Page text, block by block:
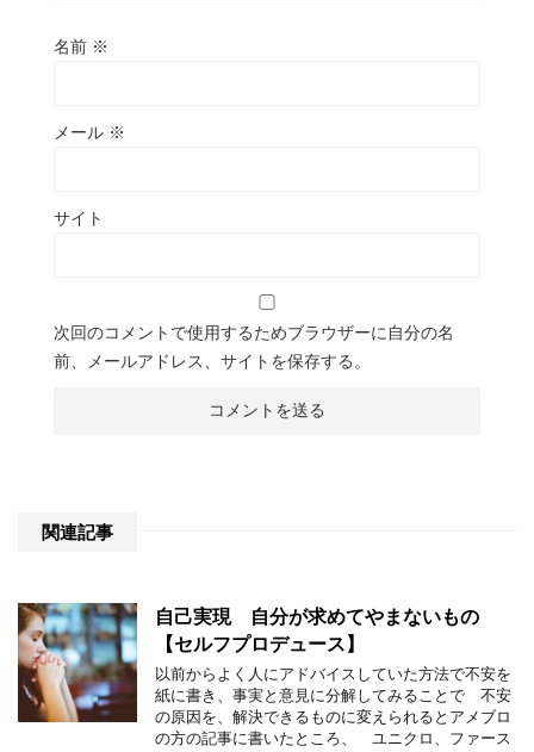
名前 ※
メール ※
サイト
次回のコメントで使用するためブラウザーに自分の名
前、メールアドレス、サイトを保存する。
関連記事
自己実現 自分が求めてやまないもの
【セルフプロデュース】
以前からよく人にアドバイスしていた方法で不安を
紙に書き、事実と意見に分解してみることで 不安
の原因を、解決できるものに変えられるとアメブロ
の方の記事に書いたところ、 ユニクロ、ファース